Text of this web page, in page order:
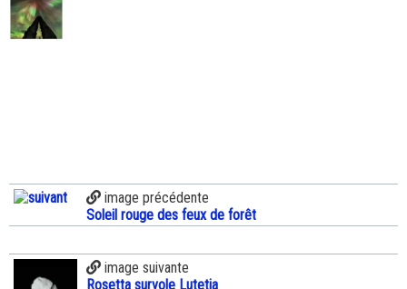
image précédente
Soleil rouge des feux de forêt
image suivante
Rosetta survole Lutetia